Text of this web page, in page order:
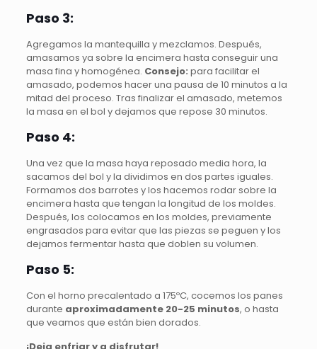
Paso 3:
Agregamos la mantequilla y mezclamos. Después,
amasamos ya sobre la encimera hasta conseguir una
masa fina y homogénea. Consejo: para facilitar el
amasado, podemos hacer una pausa de 10 minutos a la
mitad del proceso. Tras finalizar el amasado, metemos
la masa en el bol y dejamos que repose 30 minutos.
Paso 4:
Una vez que la masa haya reposado media hora, la
sacamos del bol y la dividimos en dos partes iguales.
Formamos dos barrotes y los hacemos rodar sobre la
encimera hasta que tengan la longitud de los moldes.
Después, los colocamos en los moldes, previamente
engrasados para evitar que las piezas se peguen y los
dejamos fermentar hasta que doblen su volumen.
Paso 5:
Con el horno precalentado a 175ºC, cocemos los panes
durante aproximadamente 20-25 minutos, o hasta
que veamos que están bien dorados.
¡Deja enfriar y a disfrutar!